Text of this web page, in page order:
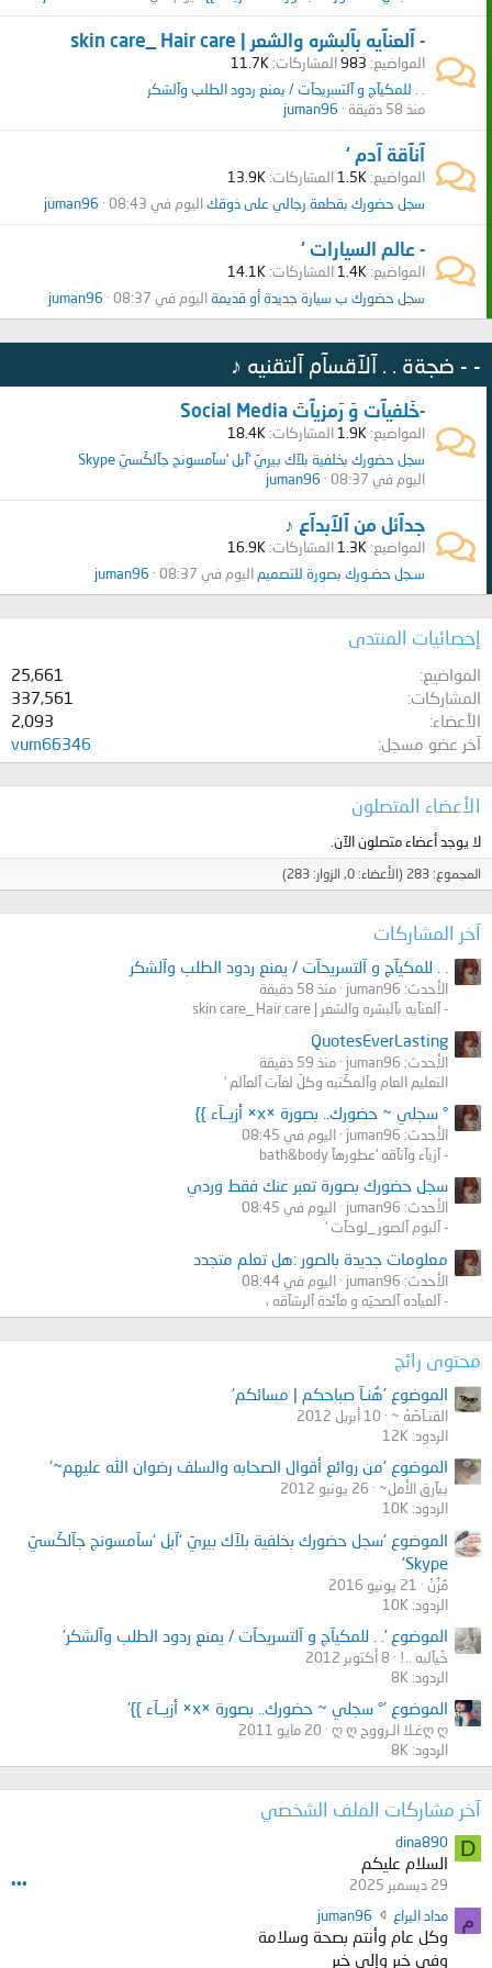
- آلعنآيه بآلبشره والشعر | skin care_ Hair care
المواضيع 983المشاركات 11.7K
. . للمكيآج و آلتسريحآت / يمنع ردود الطلب وآلشكر
منذ 58 دقيقة
juman96
آنآقة آدم ‘
المواضيع 1.5K المشاركات 13.9K
سجل حضورك بقطعة رجالي على ذوقكاليوم في 08:43 juman96
- عالم السيارات ‘
المواضيع 1.4K المشاركات 14.1K
سجل حضورك ب سيارة جديدة أو قديمةاليوم في 08:37 juman96
- - ضجةة . . آلآقسآم آلتقنيه ♪
-خَلفيآت وَ رَمزيآتَ Social Media
المواضيع 1.9K المشاركات 18.4K
سجل حضورك بخلفية بلآك بيريَ ‘آبل ‘سآمسونج جآلكَسيَ Skype
اليوم في 08:37
juman96
جدآئل من آلآبدآع ♪
المواضيع 1.3K المشاركات 16.9K
سـجل حضـورك بصورة للتصميم اليوم في 08:37 juman96
إحصائيات المنتدى
المواضيع
25,661
المشاركات
337,561
الأعضاء
2,093
آخر عضو مسجل
vum66346
الأعضاء المتصلون
لا يوجد أعضاء متصلون الآن.
المجموع: 283 (الأعضاء: 0, الزوار: 283)
آخر المشاركات
. . للمكيآج و آلتسريحآت / يمنع ردود الطلب وآلشكر
الأحدث: juman96
منذ 58 دقيقة
- آلعنآيه بآلبشره والشعر | skin care_ Hair care
QuotesEverLasting
الأحدث: juman96
منذ 59 دقيقة
التعليم العام وآلمكَتبه وكلّ لغآت آلعآلم ‘
° سجلي ~ حضورك.. بصورة ×x× أزيــآء }}
الأحدث: juman96
اليوم في 08:45
- آزيآء وآنآقه ‘عطورهآ bath&body
سجل حضورك بصورة تعبر عنك فقط وردي
الأحدث: juman96
اليوم في 08:45
- آلبوم آلصور _لوحآت ‘
معلومات جديدة بالصور :هل تعلم متجدد
الأحدث: juman96
اليوم في 08:44
- آلعيآده آلصحيّه و مآئدة آلرشآقه ،
محتوى رائج
الموضوع 'هُنـآ صباحكم | مسائكم'
القنـآصَهْ ~
10 أبريل 2012
الردود: 12K
الموضوع 'من روائع أقوال الصحابه والسلف رضوان الله عليهم~'
بيآرق الأمل~
26 يونيو 2012
الردود: 10K
الموضوع 'سجل حضورك بخلفية بلآك بيريَ ‘آبل ‘سآمسونج جآلكَسيَ
Skype'
مُزُنْ
21 يونيو 2016
الردود: 10K
الموضوع '. . للمكيآج و آلتسريحآت / يمنع ردود الطلب وآلشكر'
خَيآليه ..!
8 أكتوبر 2012
الردود: 8K
الموضوع '° سجلي ~ حضورك.. بصورة ×x× أزيــآء }}'
ღ ღغـلا الـرووح ღ ღ
20 مايو 2011
الردود: 8K
آخر مشاركات الملف الشخصي
D
dina890
السلام عليكم
29 ديسمبر 2025 •••
م مداد اليراع juman96
ت
وكل عام وأنتم بصحة وسلامة
وفي خير وإلى خير